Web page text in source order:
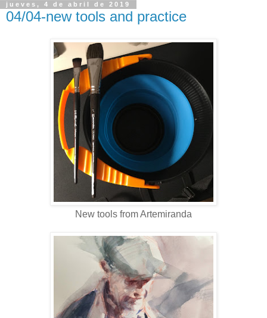
jueves, 4 de abril de 2019
04/04-new tools and practice
New tools from Artemiranda